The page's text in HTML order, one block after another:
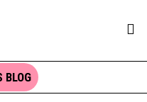
BLOG